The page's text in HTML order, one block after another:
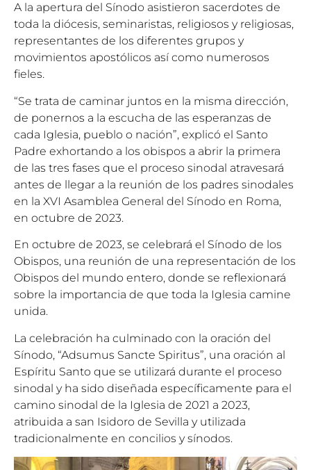
A la apertura del Sínodo asistieron sacerdotes de
toda la diócesis, seminaristas, religiosos y religiosas,
representantes de los diferentes grupos y
movimientos apostólicos así como numerosos
fieles.
“Se trata de caminar juntos en la misma dirección,
de ponernos a la escucha de las esperanzas de
cada Iglesia, pueblo o nación”, explicó el Santo
Padre exhortando a los obispos a abrir la primera
de las tres fases que el proceso sinodal atravesará
antes de llegar a la reunión de los padres sinodales
en la XVI Asamblea General del Sínodo en Roma,
en octubre de 2023.
En octubre de 2023, se celebrará el Sínodo de los
Obispos, una reunión de una representación de los
Obispos del mundo entero, donde se reflexionará
sobre la importancia de que toda la Iglesia camine
unida.
La celebración ha culminado con la oración del
Sínodo, “Adsumus Sancte Spiritus”, una oración al
Espíritu Santo que se utilizará durante el proceso
sinodal y ha sido diseñada específicamente para el
camino sinodal de la Iglesia de 2021 a 2023,
atribuida a san Isidoro de Sevilla y utilizada
tradicionalmente en concilios y sínodos.